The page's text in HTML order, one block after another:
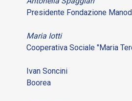
Presidente Fondazione
Maria Iotti
Cooperativa Sociale "Maria
Ivan Soncini
Boorea